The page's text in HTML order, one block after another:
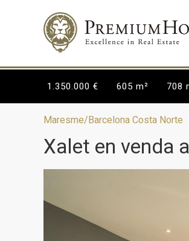
1.350.000 € 605 m² 708
Maresme/Barcelona Costa Norte
Xalet en venda